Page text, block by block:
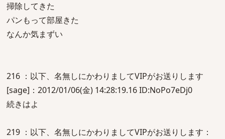
掃除してきた
パンもって部屋きた
なんか気まずい
216 ：以下、名無しにかわりましてVIPがお送りします
[sage]：2012/01/06(金) 14:28:19.16 ID:NoPo7eDj0
続きはよ
219 ：以下、名無しにかわりましてVIPがお送りします：